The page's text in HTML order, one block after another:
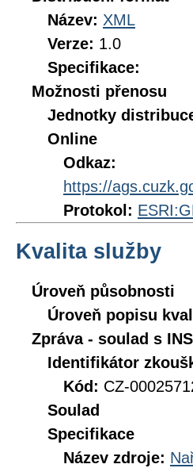
Název: XML
Verze: 1.0
Specifikace:
Možnosti přenosu
Jednotky
Online
Odkaz:
https://
Protokol:
Kvalita služby
Úroveň působnosti
Úroveň popisu
Zpráva - soulad s
Identifikátor
Kód: CZ-
Soulad
Specifikace
Název zdroje: